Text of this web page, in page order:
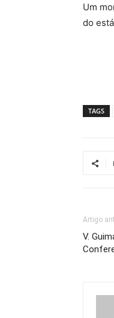
Um
do
TAGS
Artigo
V.